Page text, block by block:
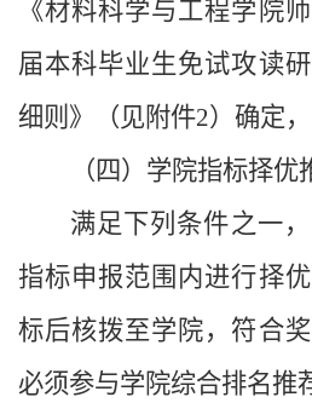
《材料科学与工程学院
届本科毕业生免试攻读
细则》（见附件2）确定，
（四）学院指标择优
满足下列条件之一
指标申报范围内进行择
标后核拨至学院，符合
必须参与学院综合排名推